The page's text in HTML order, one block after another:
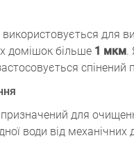
використовується для
домішок більше 1 мкм.
спінений
для
води від механічних